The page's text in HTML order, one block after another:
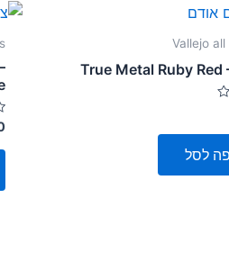
Vallejo
True Metal Ruby Red
לסל
0